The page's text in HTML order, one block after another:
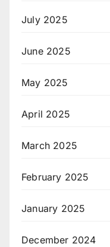
July 2025
June 2025
May 2025
April 2025
March 2025
February 2025
January 2025
December 2024